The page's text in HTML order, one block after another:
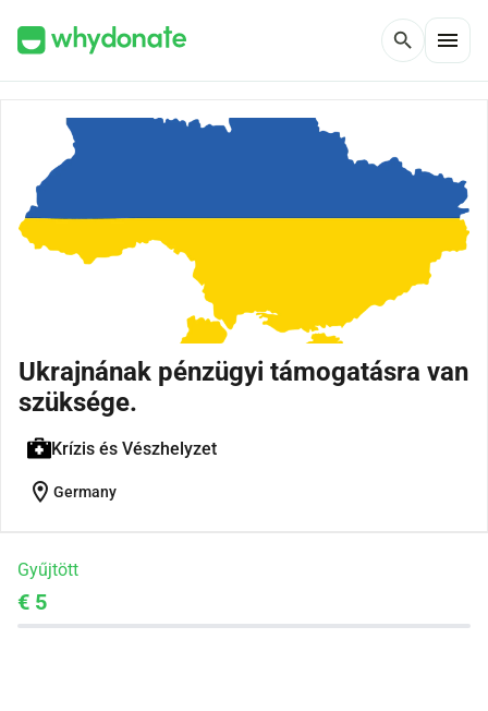
search menu
Ukrajnának pénzügyi támogatásra van
szüksége.
Krízis és Vészhelyzet
location_on Germany
Gyűjtött
€ 5